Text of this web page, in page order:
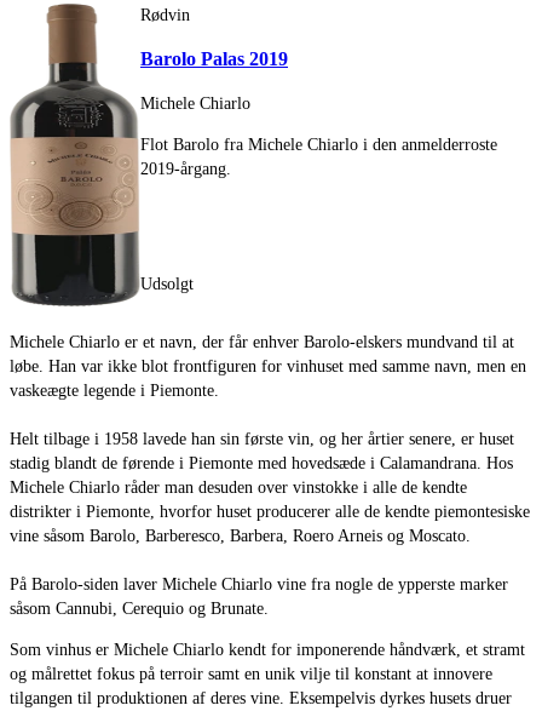
Rødvin
Barolo Palas 2019
Michele Chiarlo
Flot Barolo fra Michele Chiarlo i den anmelderroste
2019-årgang.
Udsolgt
Michele Chiarlo er et navn, der får enhver Barolo-elskers mundvand til at
løbe. Han var ikke blot frontfiguren for vinhuset med samme navn, men en
vaskeægte legende i Piemonte.
Helt tilbage i 1958 lavede han sin første vin, og her årtier senere, er huset
stadig blandt de førende i Piemonte med hovedsæde i Calamandrana. Hos
Michele Chiarlo råder man desuden over vinstokke i alle de kendte
distrikter i Piemonte, hvorfor huset producerer alle de kendte piemontesiske
vine såsom Barolo, Barberesco, Barbera, Roero Arneis og Moscato.
På Barolo-siden laver Michele Chiarlo vine fra nogle de ypperste marker
såsom Cannubi, Cerequio og Brunate.
Som vinhus er Michele Chiarlo kendt for imponerende håndværk, et stramt
og målrettet fokus på terroir samt en unik vilje til konstant at innovere
tilgangen til produktionen af deres vine. Eksempelvis dyrkes husets druer